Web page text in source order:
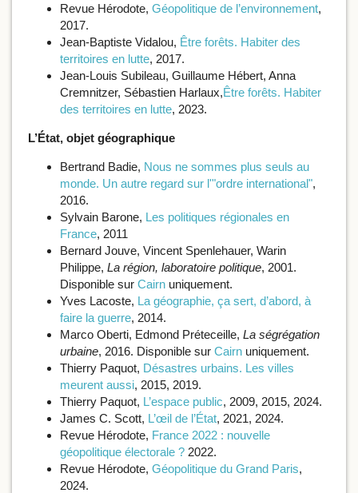
Revue Hérodote, Géopolitique de l’environnement,
2017.
Jean-Baptiste Vidalou, Être forêts. Habiter des
territoires en lutte, 2017.
Jean-Louis Subileau, Guillaume Hébert, Anna
Cremnitzer, Sébastien Harlaux,Être forêts. Habiter
des territoires en lutte, 2023.
L’État, objet géographique
Bertrand Badie, Nous ne sommes plus seuls au
monde. Un autre regard sur l'"ordre international",
2016.
Sylvain Barone, Les politiques régionales en
France, 2011
Bernard Jouve, Vincent Spenlehauer, Warin
Philippe, La région, laboratoire politique, 2001.
Disponible sur Cairn uniquement.
Yves Lacoste, La géographie, ça sert, d’abord, à
faire la guerre, 2014.
Marco Oberti, Edmond Préteceille, La ségrégation
urbaine, 2016. Disponible sur Cairn uniquement.
Thierry Paquot, Désastres urbains. Les villes
meurent aussi, 2015, 2019.
Thierry Paquot, L’espace public, 2009, 2015, 2024.
James C. Scott, L’œil de l’État, 2021, 2024.
Revue Hérodote, France 2022 : nouvelle
géopolitique électorale ? 2022.
Revue Hérodote, Géopolitique du Grand Paris,
2024.